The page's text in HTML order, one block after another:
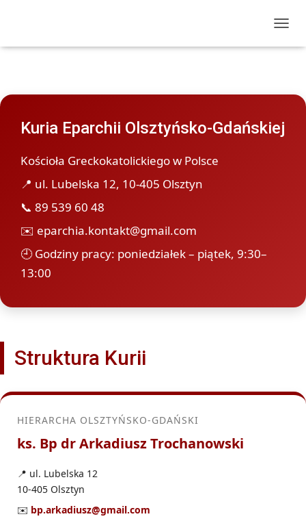
O
A
V
Kuria Eparchii Olsztyńsko-Gdańskiej
Kościoła Greckokatolickiego w Polsce
📍 ul. Lubelska 12, 10-405 Olsztyn
📞 89 539 60 48
✉️ eparchia.kontakt@gmail.com
🕘 Godziny pracy: poniedziałek – piątek, 9:30–
13:00
Struktura Kurii
HIERARCHA OLSZTYŃSKO-GDAŃSKI
ks. Bp dr Arkadiusz Trochanowski
📍 ul. Lubelska 12
10-405 Olsztyn
✉️ bp.arkadiusz@gmail.com